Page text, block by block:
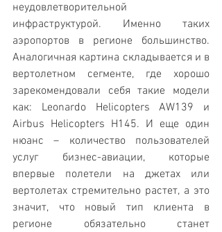
неудовлетворительной
инфраструктурой. Именно таких
аэропортов в регионе большинство.
Аналогичная картина складывается и в
вертолетном сегменте, где хорошо
зарекомендовали себя такие модели
как: Leonardo Helicopters AW139 и
Airbus Helicopters H145. И еще один
нюанс – количество пользователей
услуг бизнес-авиации, которые
впервые полетели на джетах или
вертолетах стремительно растет, а это
значит, что новый тип клиента в
регионе обязательно станет